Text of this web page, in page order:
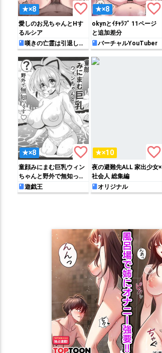
★×8 favorite_border
愛しのお兄ちゃんとHす
るルシア
嘆きの亡霊は引退した
い
★×8 favorite_border
okynとｲﾁｬﾗﾌﾞ 11ページ
と追加差分
バーチャルYouTuber
★×8 favorite_border
童顔みにまむ巨乳ウィン
ちゃんと野外で無知っく
す遊戯王
★×10 favorite_border
夜の避難先ALL 家出少女×
社会人 総集編
オリジナル